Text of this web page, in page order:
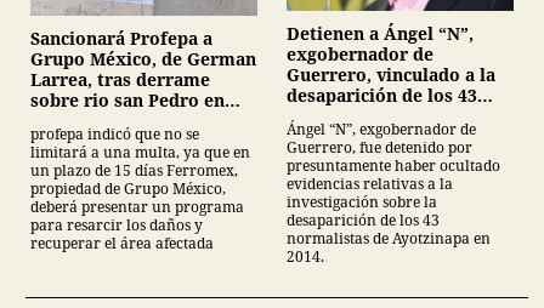
Sancionará Profepa a
Grupo México, de German
Larrea, tras derrame
sobre rio san Pedro en
profepa indicó que no se
limitará a una multa, ya que en
un plazo de 15 días Ferromex,
propiedad de Grupo México,
deberá presentar un programa
para resarcir los daños y
recuperar el área afectada
Detienen a Ángel “N”,
exgobernador de
Guerrero, vinculado a la
desaparición de los 43
normalistas de
Ayotzinapa
Ángel “N”, exgobernador de
Guerrero, fue detenido por
presuntamente haber ocultado
evidencias relativas a la
investigación sobre la
desaparición de los 43
normalistas de Ayotzinapa en
2014.